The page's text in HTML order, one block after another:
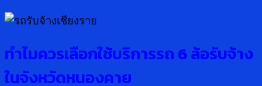
ทำไมควรเลือกใช้บริการรถ6 ล้อรับจ้าง
ในจังหวัดหนองคาย